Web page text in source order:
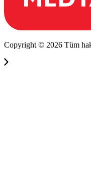
Copyright © 2026 Tüm